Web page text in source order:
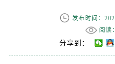
发布时间：
阅读
分享到：